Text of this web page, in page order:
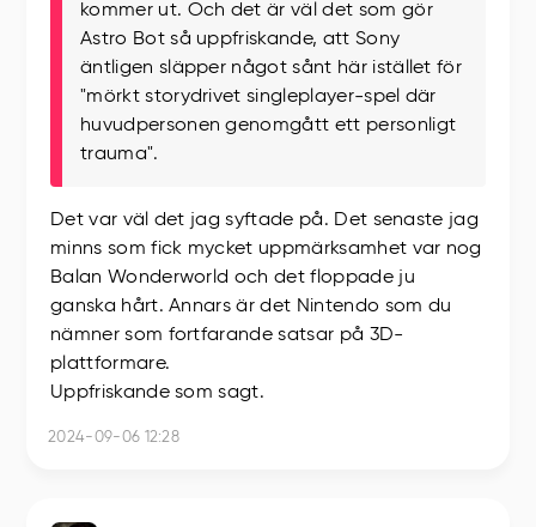
kommer ut. Och det är väl det som gör
Astro Bot så uppfriskande, att Sony
äntligen släpper något sånt här istället för
"mörkt storydrivet singleplayer-spel där
huvudpersonen genomgått ett personligt
trauma".
Det var väl det jag syftade på. Det senaste jag
minns som fick mycket uppmärksamhet var nog
Balan Wonderworld och det floppade ju
ganska hårt. Annars är det Nintendo som du
nämner som fortfarande satsar på 3D-
plattformare.
Uppfriskande som sagt.
2024-09-06 12:28